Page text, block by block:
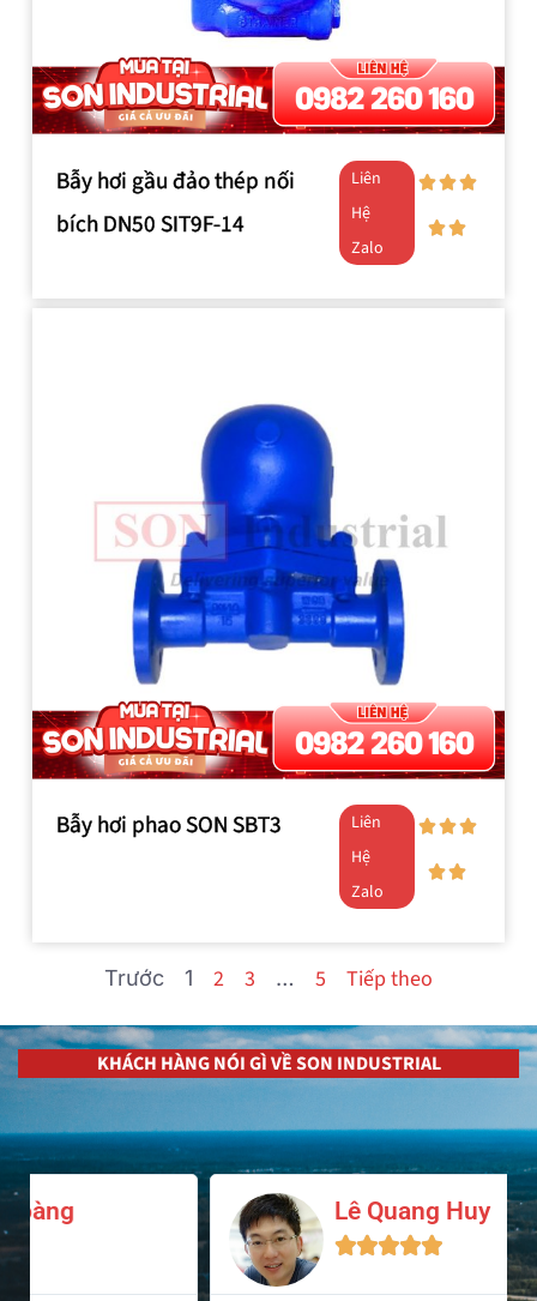
Bẫy hơi gầu đảo thép nối
bích DN50 SIT9F-14
Liên
Hệ
Zalo
Bẫy hơi phao SON SBT3
Liên
Hệ
Zalo
Trước 1 2 3 … 5 Tiếp theo
KHÁCH HÀNG NÓI GÌ VỀ SON INDUSTRIAL
Lê Quang Huy
 